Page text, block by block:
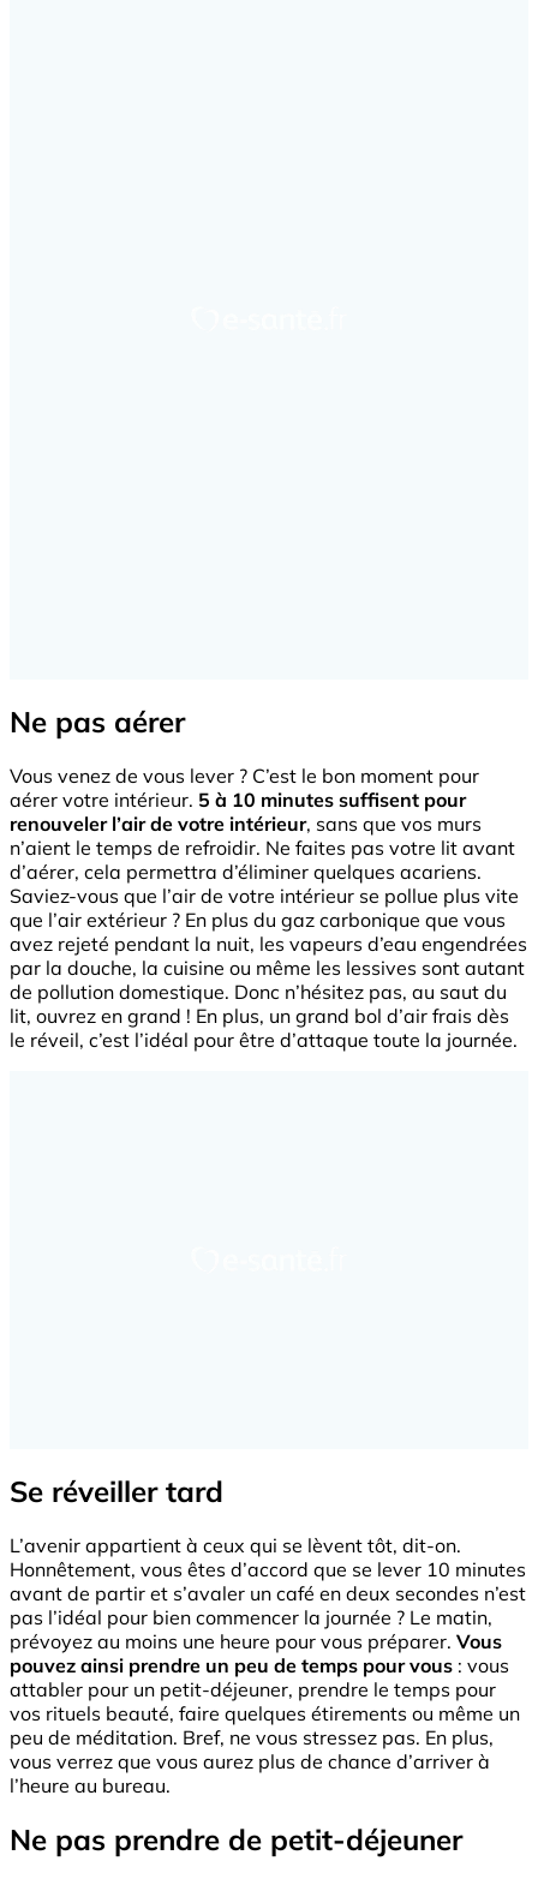
Ne pas aérer
Vous venez de vous lever ? C’est le bon moment pour
aérer votre intérieur. 5 à 10 minutes suffisent pour
renouveler l’air de votre intérieur, sans que vos murs
n’aient le temps de refroidir. Ne faites pas votre lit avant
d’aérer, cela permettra d’éliminer quelques acariens.
Saviez-vous que l’air de votre intérieur se pollue plus vite
que l’air extérieur ? En plus du gaz carbonique que vous
avez rejeté pendant la nuit, les vapeurs d’eau engendrées
par la douche, la cuisine ou même les lessives sont autant
de pollution domestique. Donc n’hésitez pas, au saut du
lit, ouvrez en grand ! En plus, un grand bol d’air frais dès
le réveil, c’est l’idéal pour être d’attaque toute la journée.
Se réveiller tard
L’avenir appartient à ceux qui se lèvent tôt, dit-on.
Honnêtement, vous êtes d’accord que se lever 10 minutes
avant de partir et s’avaler un café en deux secondes n’est
pas l’idéal pour bien commencer la journée ? Le matin,
prévoyez au moins une heure pour vous préparer. Vous
pouvez ainsi prendre un peu de temps pour vous : vous
attabler pour un petit-déjeuner, prendre le temps pour
vos rituels beauté, faire quelques étirements ou même un
peu de méditation. Bref, ne vous stressez pas. En plus,
vous verrez que vous aurez plus de chance d’arriver à
l’heure au bureau.
Ne pas prendre de petit-déjeuner